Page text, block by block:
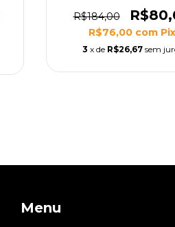
6141.1 WK523.4
europeu)
R$184,00
R$76,00 com Pix
3 x de R$26,67 sem
Menu